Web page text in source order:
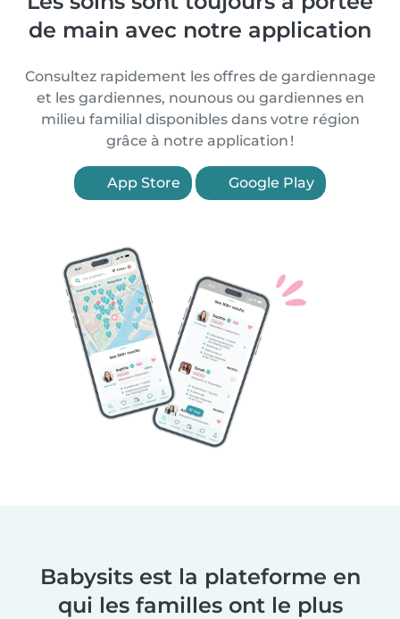
de main avec notre application
Consultez rapidement les offres de gardiennage
et les gardiennes, nounous ou gardiennes en
milieu familial disponibles dans votre région
grâce à notre application !
App Store Google Play
Babysits est la plateforme en
qui les familles ont le plus